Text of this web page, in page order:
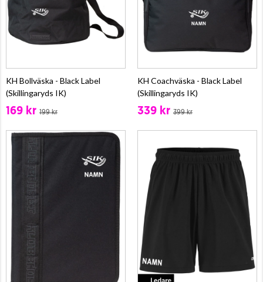
KH Bollväska - Black Label
(Skillingaryds IK)
169 kr 199 kr
KH Coachväska - Black Label
(Skillingaryds IK)
339 kr 399 kr